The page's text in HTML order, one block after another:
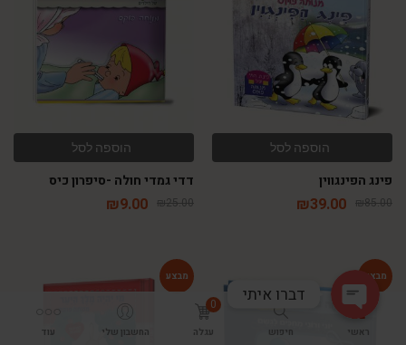
הוספה לסל
פינג הפינגווין
₪85.00
₪39.00
הוספה לסל
דדי גמדי חולה -סיפרון כיס
₪25.00
₪9.00
ראשי
חיפוש
0
עגלה החשבון שלי עוד
WhatsApp
דברו איתי